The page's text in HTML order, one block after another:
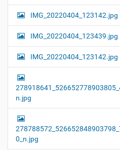
IMG_20220404_123142.jpg
IMG_20220404_123439.jpg
IMG_20220404_123142.jpg
n.jpg
0_n.jpg